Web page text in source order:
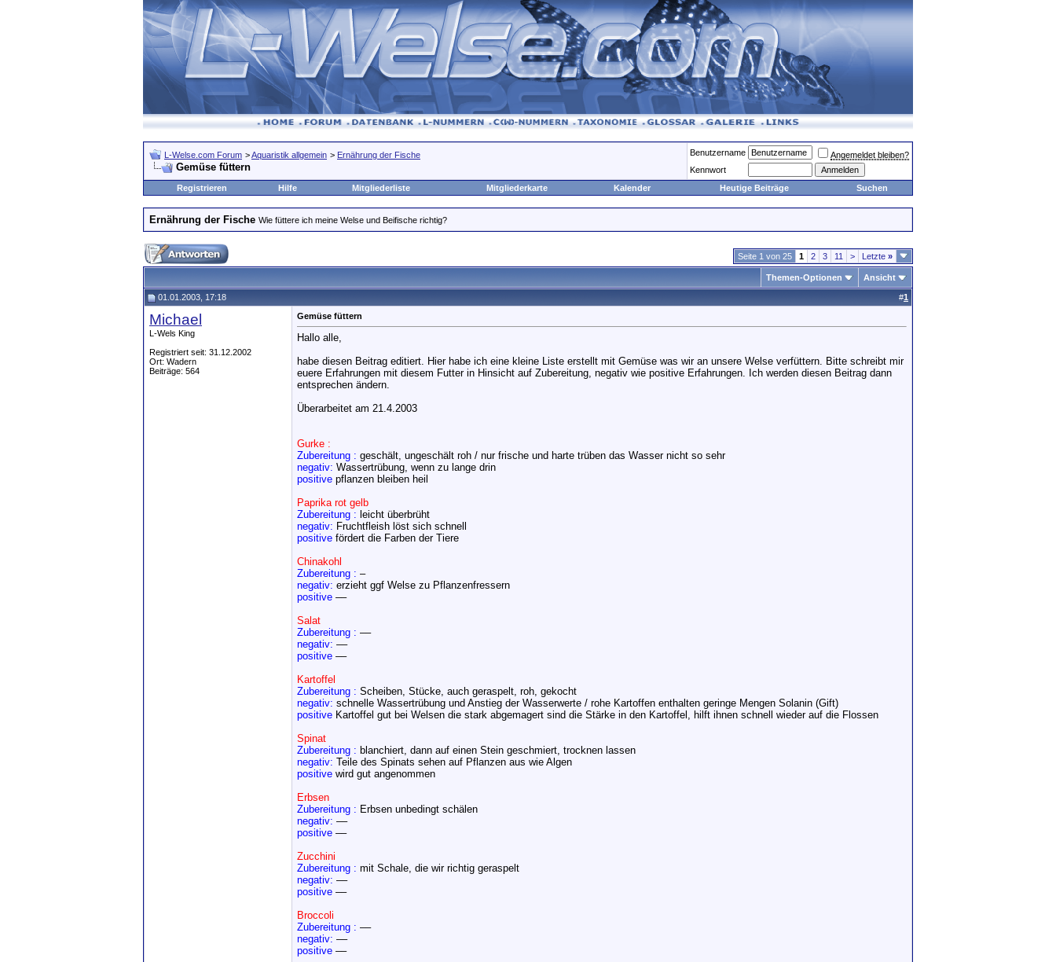
L-Welse.com Forum >Aquaristik allgemein > Ernährung der Fische
Gemüse füttern
Benutzername
Angemeldet bleiben?
Kennwort
Registrieren
Hilfe Mitgliederliste Mitgliederkarte Kalender Heutige Beiträge Suchen
Ernährung der Fische Wie füttere ich meine Welse und Beifische richtig?
Seite 1 von 25 1 2 3 11 > Letzte »
Themen-Optionen Ansicht
01.01.2003, 17:18 #1
Michael
L-Wels King
Registriert seit: 31.12.2002
Ort: Wadern
Beiträge: 564
Gemüse füttern
Hallo alle,
habe diesen Beitrag editiert. Hier habe ich eine kleine Liste erstellt mit Gemüse was wir an unsere Welse verfüttern. Bitte schreibt mir
euere Erfahrungen mit diesem Futter in Hinsicht auf Zubereitung, negativ wie positive Erfahrungen. Ich werden diesen Beitrag dann
entsprechen ändern.
Überarbeitet am 21.4.2003
Gurke :
Zubereitung : geschält, ungeschält roh / nur frische und harte trüben das Wasser nicht so sehr
negativ: Wassertrübung, wenn zu lange drin
positive pflanzen bleiben heil
Paprika rot gelb
Zubereitung : leicht überbrüht
negativ: Fruchtfleish löst sich schnell
positive fördert die Farben der Tiere
Chinakohl
Zubereitung : –
negativ: erzieht ggf Welse zu Pflanzenfressern
positive ––
Salat
Zubereitung : ––
negativ: ––
positive ––
Kartoffel
Zubereitung : Scheiben, Stücke, auch geraspelt, roh, gekocht
negativ: schnelle Wassertrübung und Anstieg der Wasserwerte / rohe Kartoffen enthalten geringe Mengen Solanin (Gift)
positive Kartoffel gut bei Welsen die stark abgemagert sind die Stärke in den Kartoffel, hilft ihnen schnell wieder auf die Flossen
Spinat
Zubereitung : blanchiert, dann auf einen Stein geschmiert, trocknen lassen
negativ: Teile des Spinats sehen auf Pflanzen aus wie Algen
positive wird gut angenommen
Erbsen
Zubereitung : Erbsen unbedingt schälen
negativ: ––
positive ––
Zucchini
Zubereitung : mit Schale, die wir richtig geraspelt
negativ: ––
positive ––
Broccoli
Zubereitung : ––
negativ: ––
positive ––